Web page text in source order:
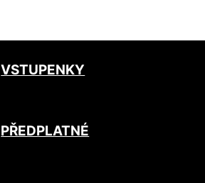
VSTUPENKY
PŘEDPLATNÉ